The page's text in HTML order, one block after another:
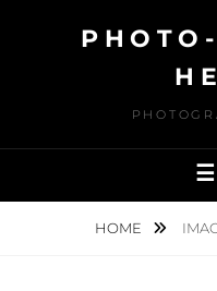
HOME